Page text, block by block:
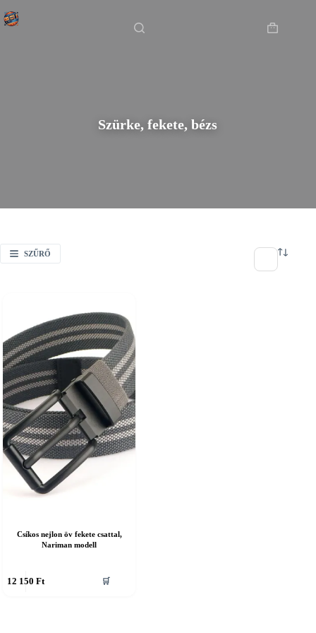
to
Shopping
Főoldal
Szürke, fekete, bézs
SZŰRŐ
Csíkos nejlon öv fekete csattal,
Nariman modell
12 150 Ft 🛒